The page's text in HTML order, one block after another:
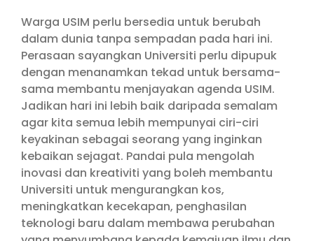
Warga USIM perlu bersedia untuk berubah
dalam dunia tanpa sempadan pada hari ini.
Perasaan sayangkan Universiti perlu dipupuk
dengan menanamkan tekad untuk bersama-
sama membantu menjayakan agenda USIM.
Jadikan hari ini lebih baik daripada semalam
agar kita semua lebih mempunyai ciri-ciri
keyakinan sebagai seorang yang inginkan
kebaikan sejagat. Pandai pula mengolah
inovasi dan kreativiti yang boleh membantu
Universiti untuk mengurangkan kos,
meningkatkan kecekapan, penghasilan
teknologi baru dalam membawa perubahan